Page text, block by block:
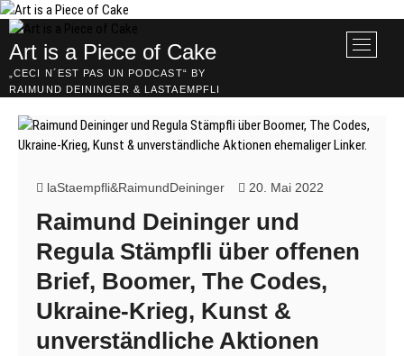
Skip
to
content
Art is a Piece of Cake
„CECI N´EST PAS UN PODCAST“ BY
RAIMUND DEININGER & LASTAEMPFLI
M
e
u
B
u
laStaempfli&RaimundDeininger 20. Mai 2022
Raimund Deininger und
Regula Stämpfli über offenen
Brief, Boomer, The Codes,
Ukraine-Krieg, Kunst &
unverständliche Aktionen